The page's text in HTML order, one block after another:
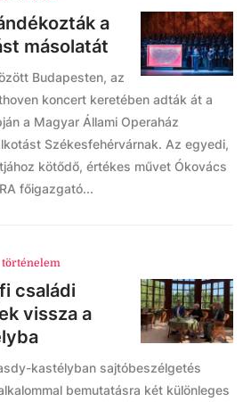
a
másolatát
Budapesten, az
koncert keretében adták át a
a Magyar Állami Operaház
Székesfehérvárnak. Az egyedi,
kötődő, értékes művet Ókovács
főigazgató...
történelem
családi
vissza a
kastélyban sajtóbeszélgetés
bemutatásra két különleges